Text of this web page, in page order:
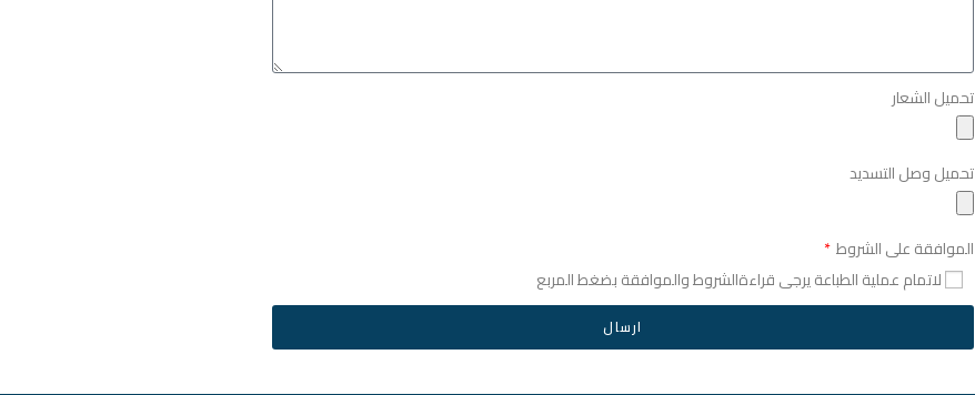
تحميل الشعار
تحميل وصل التسديد
الموافقة على الشروط
لاتمام عملية الطباعة يرجى قراءةالشروط والموافقة بضغط المربع
ارسال